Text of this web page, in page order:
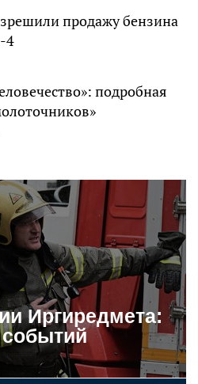
продажу бензина
4
подробная
Иргиредмета: